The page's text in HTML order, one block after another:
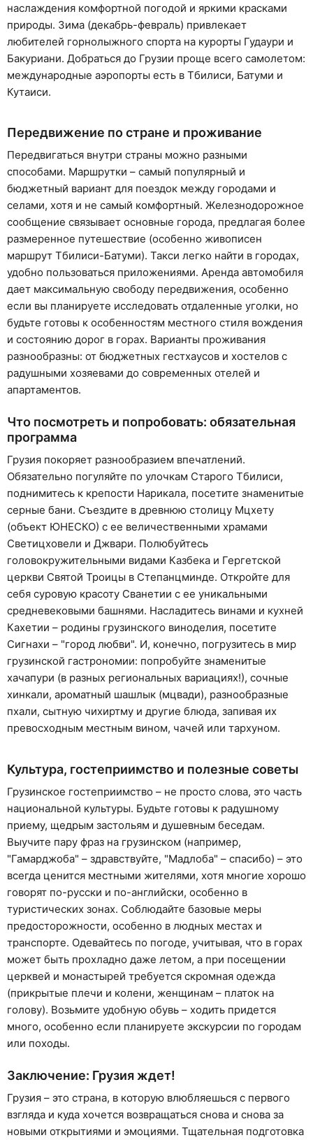
наслаждения комфортной погодой и яркими красками
природы. Зима (декабрь-февраль) привлекает
любителей горнолыжного спорта на курорты Гудаури и
Бакуриани. Добраться до Грузии проще всего самолетом:
международные аэропорты есть в Тбилиси, Батуми и
Кутаиси.
Передвижение по стране и проживание
Передвигаться внутри страны можно разными
способами. Маршрутки – самый популярный и
бюджетный вариант для поездок между городами и
селами, хотя и не самый комфортный. Железнодорожное
сообщение связывает основные города, предлагая более
размеренное путешествие (особенно живописен
маршрут Тбилиси-Батуми). Такси легко найти в городах,
удобно пользоваться приложениями. Аренда автомобиля
дает максимальную свободу передвижения, особенно
если вы планируете исследовать отдаленные уголки, но
будьте готовы к особенностям местного стиля вождения
и состоянию дорог в горах. Варианты проживания
разнообразны: от бюджетных гестхаусов и хостелов с
радушными хозяевами до современных отелей и
апартаментов.
Что посмотреть и попробовать: обязательная
программа
Грузия покоряет разнообразием впечатлений.
Обязательно погуляйте по улочкам Старого Тбилиси,
поднимитесь к крепости Нарикала, посетите знаменитые
серные бани. Съездите в древнюю столицу Мцхету
(объект ЮНЕСКО) с ее величественными храмами
Светицховели и Джвари. Полюбуйтесь
головокружительными видами Казбека и Гергетской
церкви Святой Троицы в Степанцминде. Откройте для
себя суровую красоту Сванетии с ее уникальными
средневековыми башнями. Насладитесь винами и кухней
Кахетии – родины грузинского виноделия, посетите
Сигнахи – "город любви". И, конечно, погрузитесь в мир
грузинской гастрономии: попробуйте знаменитые
хачапури (в разных региональных вариациях!), сочные
хинкали, ароматный шашлык (мцвади), разнообразные
пхали, сытную чихиртму и другие блюда, запивая их
превосходным местным вином, чачей или тархуном.
Культура, гостеприимство и полезные советы
Грузинское гостеприимство – не просто слова, это часть
национальной культуры. Будьте готовы к радушному
приему, щедрым застольям и душевным беседам.
Выучите пару фраз на грузинском (например,
"Гамарджоба" – здравствуйте, "Мадлоба" – спасибо) – это
всегда ценится местными жителями, хотя многие хорошо
говорят по-русски и по-английски, особенно в
туристических зонах. Соблюдайте базовые меры
предосторожности, особенно в людных местах и
транспорте. Одевайтесь по погоде, учитывая, что в горах
может быть прохладно даже летом, а при посещении
церквей и монастырей требуется скромная одежда
(прикрытые плечи и колени, женщинам – платок на
голову). Возьмите удобную обувь – ходить придется
много, особенно если планируете экскурсии по городам
или походы.
Заключение: Грузия ждет!
Грузия – это страна, в которую влюбляешься с первого
взгляда и куда хочется возвращаться снова и снова за
новыми открытиями и эмоциями. Тщательная подготовка